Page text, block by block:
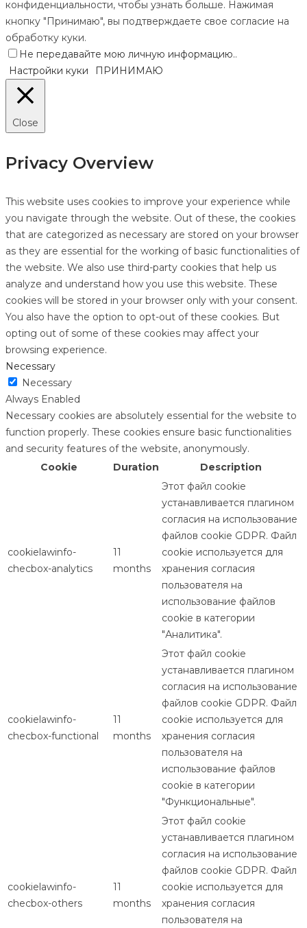
конфиденциальности, чтобы узнать больше. Нажимая
кнопку "Принимаю", вы подтверждаете свое согласие на
обработку куки.
Не передавайте мою личную информацию..
Настройки куки
ПРИНИМАЮ
Close
Privacy Overview
This website uses cookies to improve your experience while
you navigate through the website. Out of these, the cookies
that are categorized as necessary are stored on your browser
as they are essential for the working of basic functionalities of
the website. We also use third-party cookies that help us
analyze and understand how you use this website. These
cookies will be stored in your browser only with your consent.
You also have the option to opt-out of these cookies. But
opting out of some of these cookies may affect your
browsing experience.
Necessary
Necessary
Always Enabled
Necessary cookies are absolutely essential for the website to
function properly. These cookies ensure basic functionalities
and security features of the website, anonymously.
Cookie
Duration Description
cookielawinfo-
checbox-analytics
11
months
Этот файл cookie
устанавливается плагином
согласия на использование
файлов cookie GDPR. Файл
cookie используется для
хранения согласия
пользователя на
использование файлов
cookie в категории
"Аналитика".
cookielawinfo-
checbox-functional
11
months
Этот файл cookie
устанавливается плагином
согласия на использование
файлов cookie GDPR. Файл
cookie используется для
хранения согласия
пользователя на
использование файлов
cookie в категории
"Функциональные".
cookielawinfo-
checbox-others
11
months
Этот файл cookie
устанавливается плагином
согласия на использование
файлов cookie GDPR. Файл
cookie используется для
хранения согласия
пользователя на